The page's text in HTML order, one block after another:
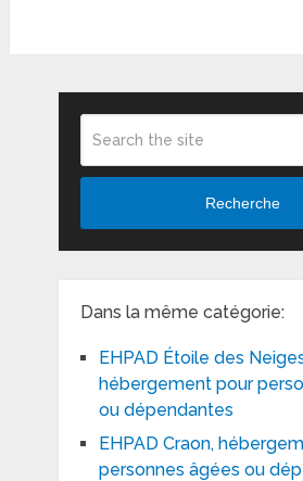
Recherche
Dans la même catégorie:
EHPAD Étoile des
hébergement pour
ou dépendantes
EHPAD Craon,
personnes âgées ou